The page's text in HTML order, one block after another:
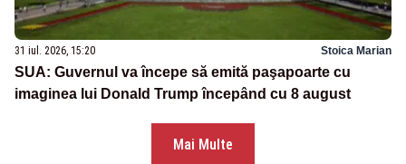
31 iul. 2026, 15:20 Stoica Marian
SUA: Guvernul va începe să emită paşapoarte cu
imaginea lui Donald Trump începând cu 8 august
Mai Multe